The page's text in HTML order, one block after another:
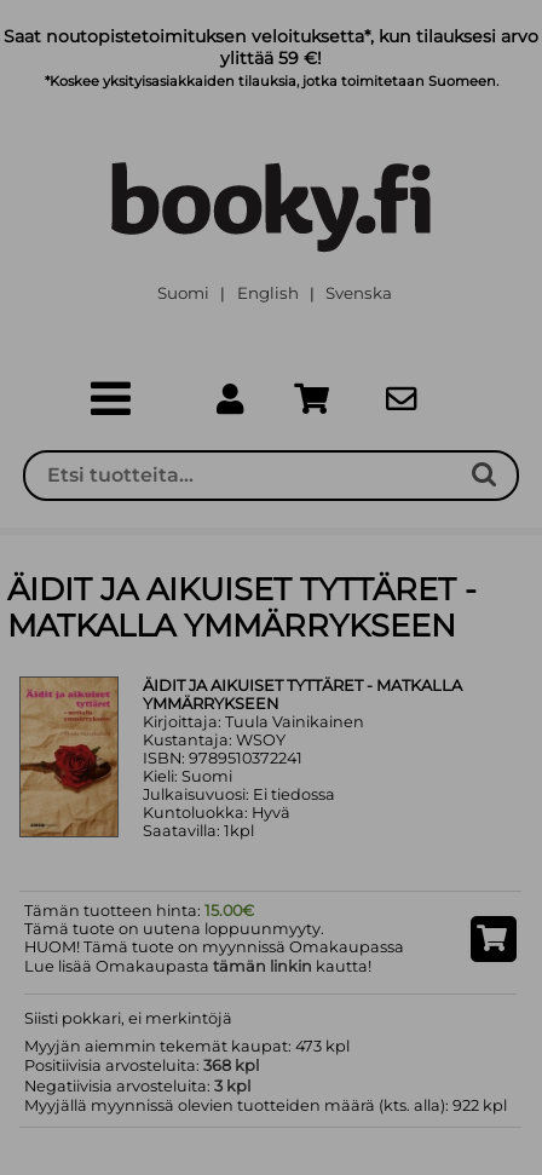
Saat noutopistetoimituksen veloituksetta*, kun tilauksesi arvo
ylittää 59 €!
*Koskee yksityisasiakkaiden tilauksia, jotka toimitetaan Suomeen.
Suomi | English | Svenska
ÄIDIT JA AIKUISET TYTTÄRET -
MATKALLA YMMÄRRYKSEEN
ÄIDIT JA AIKUISET TYTTÄRET - MATKALLA
YMMÄRRYKSEEN
Kirjoittaja: Tuula Vainikainen
Kustantaja: WSOY
ISBN: 9789510372241
Kieli: Suomi
Julkaisuvuosi: Ei tiedossa
Kuntoluokka: Hyvä
Saatavilla: 1kpl
Tämän tuotteen hinta:15.00€
Tämä tuote on uutena loppuunmyyty.
HUOM! Tämä tuote on myynnissä Omakaupassa
Lue lisää Omakaupastatämän linkin kautta!
Siisti pokkari, ei merkintöjä
Myyjän aiemmin tekemät kaupat: 473 kpl
Positiivisia arvosteluita:368 kpl
Negatiivisia arvosteluita:3 kpl
Myyjällä myynnissä olevien tuotteiden määrä (kts. alla): 922 kpl